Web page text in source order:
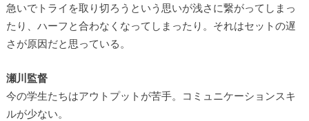
急いでトライを取り切ろうという思いが浅さに繋がってしまっ
たり、ハーフと合わなくなってしまったり。それはセットの遅
さが原因だと思っている。
瀬川監督
今の学生たちはアウトプットが苦手。コミュニケーションスキ
ルが少ない。